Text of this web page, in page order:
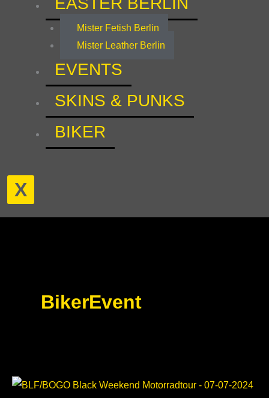
Mister Fetish Berlin
Mister Leather Berlin
EVENTS
SKINS & PUNKS
BIKER
X
BikerEvent
BLF